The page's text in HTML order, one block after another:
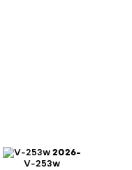
2026-
V-253w